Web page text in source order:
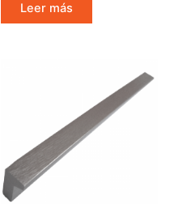
Leer más